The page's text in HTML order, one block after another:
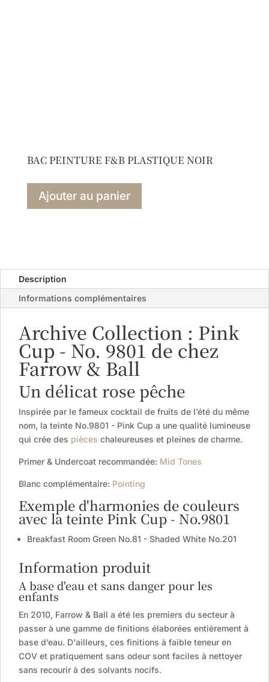
BAC PEINTURE F&B PLASTIQUE NOIR
Ajouter au panier
Description
Informations complémentaires
Archive Collection : Pink
Cup - No. 9801 de chez
Farrow & Ball
Un délicat rose pêche
Inspirée par le fameux cocktail de fruits de l’été du même
nom, la teinte No.9801 - Pink Cup a une qualité lumineuse
qui crée des pièces chaleureuses et pleines de charme.
Primer & Undercoat recommandée: Mid Tones
Blanc complémentaire: Pointing
Exemple d'harmonies de couleurs
avec la teinte Pink Cup - No.9801
Breakfast Room Green No.81 - Shaded White No.201
Information produit
A base d'eau et sans danger pour les
enfants
En 2010, Farrow & Ball a été les premiers du secteur à
passer à une gamme de finitions élaborées entièrement à
base d’eau. D'ailleurs, ces finitions à faible teneur en
COV et pratiquement sans odeur sont faciles à nettoyer
sans recourir à des solvants nocifs.